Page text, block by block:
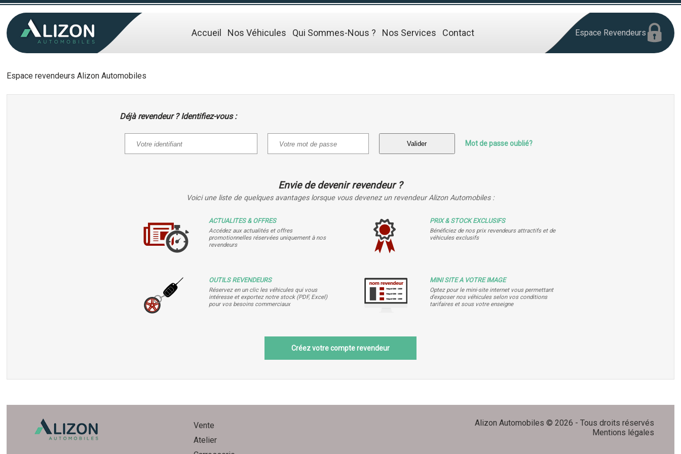
Accueil Nos Véhicules Qui Sommes-Nous ? Nos Services Contact Espace Revendeurs
Espace revendeurs Alizon Automobiles
Déjà revendeur ? Identifiez-vous :
Mot de passe oublié?
Envie de devenir revendeur ?
Voici une liste de quelques avantages lorsque vous devenez un revendeur Alizon Automobiles :
ACTUALITES & OFFRES
Accédez aux actualités et offres
promotionnelles réservées uniquement à nos
revendeurs
PRIX & STOCK EXCLUSIFS
Bénéficiez de nos prix revendeurs attractifs et de
véhicules exclusifs
OUTILS REVENDEURS
Réservez en un clic les véhicules qui vous
intéresse et exportez notre stock (PDF, Excel)
pour vos besoins commerciaux
MINI SITE A VOTRE IMAGE
Optez pour le mini-site internet vous permettant
d'exposer nos véhicules selon vos conditions
tarifaires et sous votre enseigne
Créez votre compte revendeur
Vente
Atelier
Alizon Automobiles © 2026 - Tous droits réservés
Mentions légales